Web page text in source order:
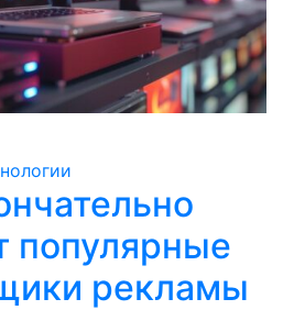
популярные
рекламы